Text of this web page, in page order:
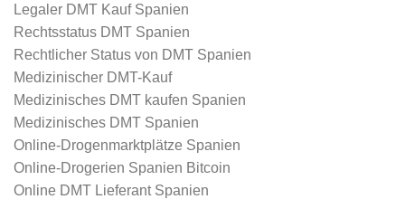
Legaler DMT Kauf Spanien
Rechtsstatus DMT Spanien
Rechtlicher Status von DMT Spanien
Medizinischer DMT-Kauf
Medizinisches DMT kaufen Spanien
Medizinisches DMT Spanien
Online-Drogenmarktplätze Spanien
Online-Drogerien Spanien Bitcoin
Online DMT Lieferant Spanien